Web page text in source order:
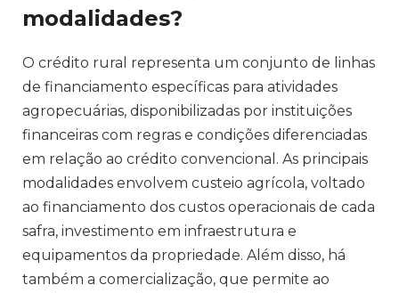
modalidades?
O crédito rural representa um conjunto de linhas
de financiamento específicas para atividades
agropecuárias, disponibilizadas por instituições
financeiras com regras e condições diferenciadas
em relação ao crédito convencional. As principais
modalidades envolvem custeio agrícola, voltado
ao financiamento dos custos operacionais de cada
safra, investimento em infraestrutura e
equipamentos da propriedade. Além disso, há
também a comercialização, que permite ao